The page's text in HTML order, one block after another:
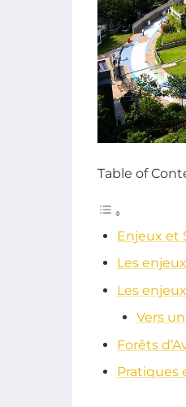
Table of
Enjeux et
Les
Les
Vers
Forêts
Pratiques